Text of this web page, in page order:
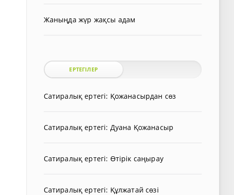
Жаныңда жүр жақсы адам
ЕРТЕГІЛЕР
Сатиралық ертегі: Қожанасырдан сөз
Сатиралық ертегі: Дуана Қожанасыр
Сатиралық ертегі: Өтірік саңырау
Сатиралық ертегі: Құлжатай сөзі